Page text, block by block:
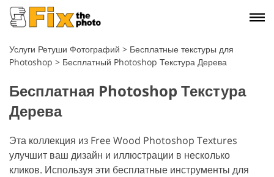
Услуги Ретуши Фотографий > Бесплатные текстуры для
Photoshop > Бесплатный Photoshop Текстура Дерева
Бесплатная Photoshop Текстура
Дерева
Эта коллекция из Free Wood Photoshop Textures
улучшит ваш дизайн и иллюстрации в несколько
кликов. Используя эти бесплатные инструменты для